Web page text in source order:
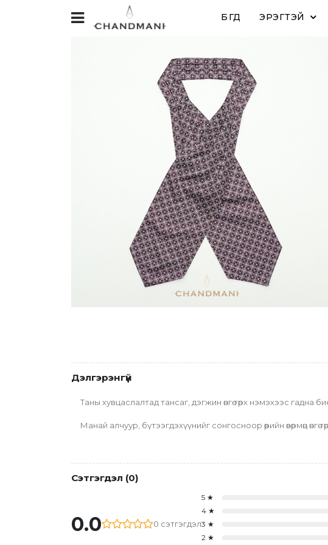
БҮГД ЭРЭГТЭЙ
Дэлгэрэнгүй
Таны хувцаслалтад тансаг, дэгжин өнгө төрх нэмэхээс гадна
Манай алчуур, бүтээгдэхүүнийг сонгосноор өөрийн өвөрмөц
Сэтгэгдэл (0)
0.0 0 сэтгэгдэл
5 ★
4 ★
3 ★
2 ★